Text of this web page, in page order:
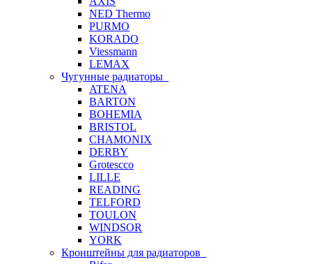
NED Thermo
PURMO
KORADO
Viessmann
LEMAX
Чугунные радиаторы
ATENA
BARTON
BOHEMIA
BRISTOL
CHAMONIX
DERBY
Grotescco
LILLE
READING
TELFORD
TOULON
WINDSOR
YORK
Кронштейны для радиаторов